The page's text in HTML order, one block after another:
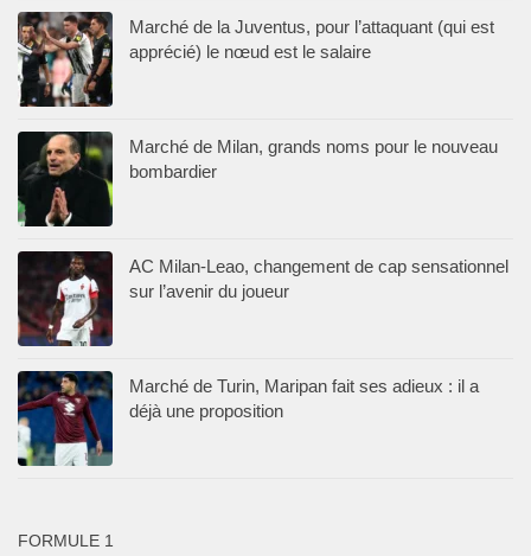
Marché de la Juventus, pour l’attaquant (qui est
apprécié) le nœud est le salaire
Marché de Milan, grands noms pour le nouveau
bombardier
AC Milan-Leao, changement de cap sensationnel
sur l’avenir du joueur
Marché de Turin, Maripan fait ses adieux : il a
déjà une proposition
FORMULE 1